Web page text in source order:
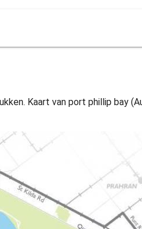
Kaart van port phillip bay